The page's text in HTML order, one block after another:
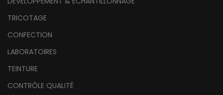
TRICOTAGE
CONFECTION
LABORATOIRES
TEINTURE
CONTRÔLE QUALITÉ